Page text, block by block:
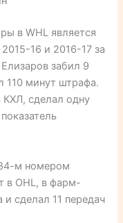
в WHL является
16 и 2016-17 за
забил 9
110 минут штрафа.
КХЛ, сделал одну
м номером
в OHL, в фарм-
и сделал 11 передач